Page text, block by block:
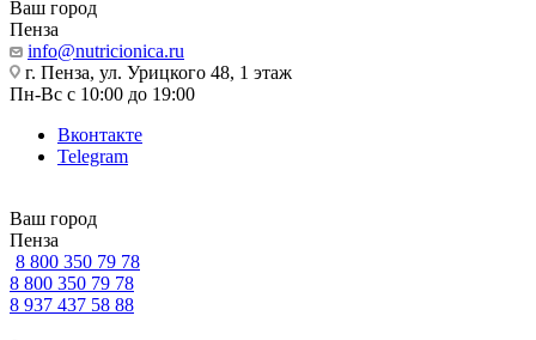
Ваш город
Пенза
info@nutricionica.ru
г. Пенза, ул. Урицкого 48, 1 этаж
Пн-Вс с 10:00 до 19:00
Вконтакте
Telegram
Ваш город
Пенза
8 800 350 79 78
8 800 350 79 78
8 937 437 58 88